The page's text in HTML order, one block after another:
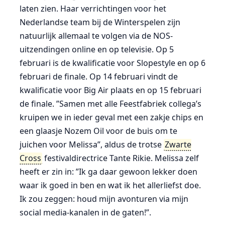
laten zien. Haar verrichtingen voor het
Nederlandse team bij de Winterspelen zijn
natuurlijk allemaal te volgen via de NOS-
uitzendingen online en op televisie. Op 5
februari is de kwalificatie voor Slopestyle en op 6
februari de finale. Op 14 februari vindt de
kwalificatie voor Big Air plaats en op 15 februari
de finale. ”Samen met alle Feestfabriek collega’s
kruipen we in ieder geval met een zakje chips en
een glaasje Nozem Oil voor de buis om te
juichen voor Melissa”, aldus de trotse Zwarte
Cross festivaldirectrice Tante Rikie. Melissa zelf
heeft er zin in: ”Ik ga daar gewoon lekker doen
waar ik goed in ben en wat ik het allerliefst doe.
Ik zou zeggen: houd mijn avonturen via mijn
social media-kanalen in de gaten!”.